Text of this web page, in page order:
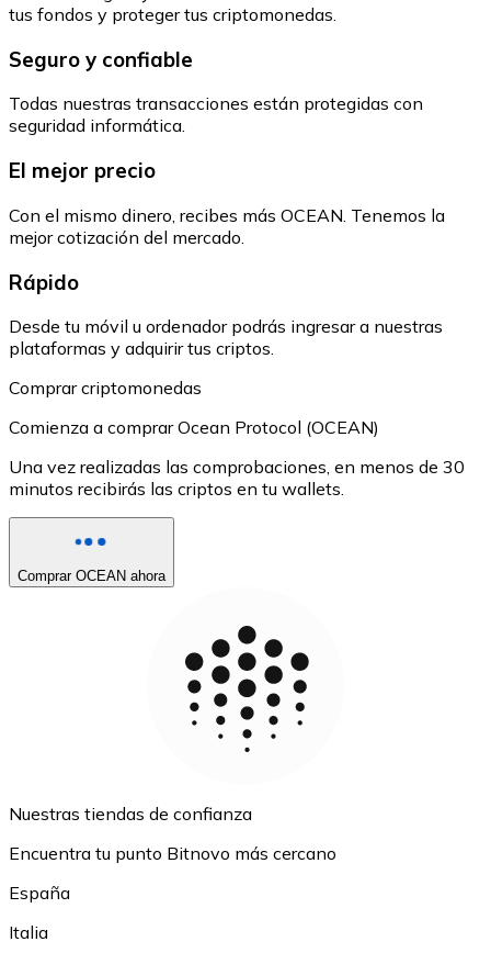
tus fondos y proteger tus criptomonedas.
Seguro y confiable
Todas nuestras transacciones están protegidas con
seguridad informática.
El mejor precio
Con el mismo dinero, recibes más OCEAN. Tenemos la
mejor cotización del mercado.
Rápido
Desde tu móvil u ordenador podrás ingresar a nuestras
plataformas y adquirir tus criptos.
Comprar criptomonedas
Comienza a comprar Ocean Protocol (OCEAN)
Una vez realizadas las comprobaciones, en menos de 30
minutos recibirás las criptos en tu wallets.
Comprar OCEAN ahora
Nuestras tiendas de confianza
Encuentra tu punto Bitnovo más cercano
España
Italia